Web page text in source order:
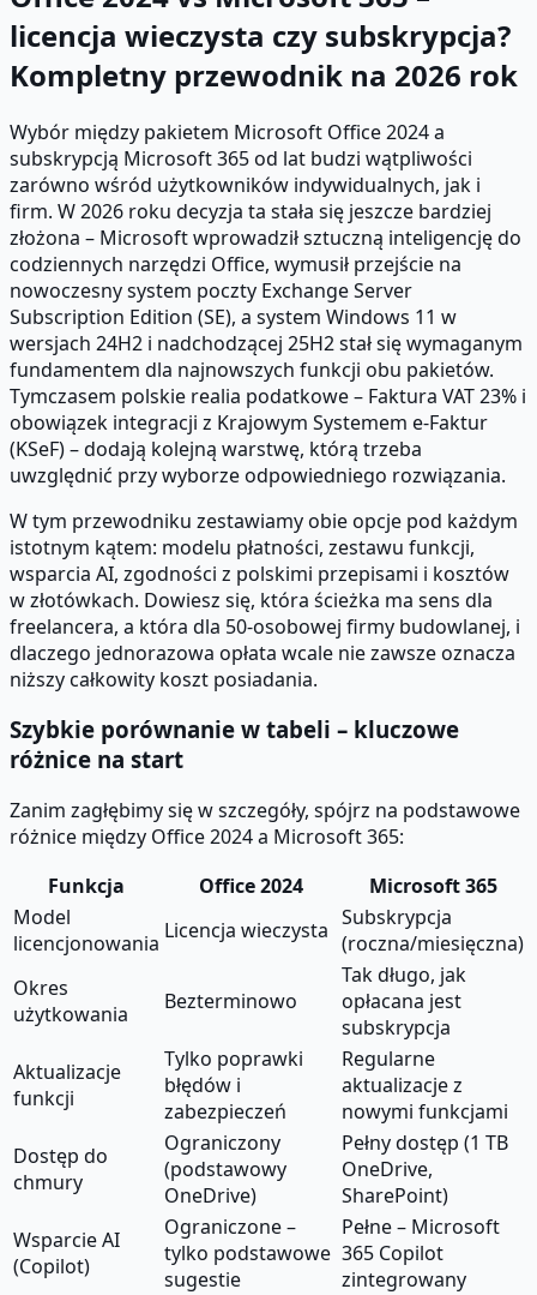
licencja wieczysta czy subskrypcja?
Kompletny przewodnik na 2026 rok
Wybór między pakietem Microsoft Office 2024 a
subskrypcją Microsoft 365 od lat budzi wątpliwości
zarówno wśród użytkowników indywidualnych, jak i
firm. W 2026 roku decyzja ta stała się jeszcze bardziej
złożona – Microsoft wprowadził sztuczną inteligencję do
codziennych narzędzi Office, wymusił przejście na
nowoczesny system poczty Exchange Server
Subscription Edition (SE), a system Windows 11 w
wersjach 24H2 i nadchodzącej 25H2 stał się wymaganym
fundamentem dla najnowszych funkcji obu pakietów.
Tymczasem polskie realia podatkowe – Faktura VAT 23% i
obowiązek integracji z Krajowym Systemem e-Faktur
(KSeF) – dodają kolejną warstwę, którą trzeba
uwzględnić przy wyborze odpowiedniego rozwiązania.
W tym przewodniku zestawiamy obie opcje pod każdym
istotnym kątem: modelu płatności, zestawu funkcji,
wsparcia AI, zgodności z polskimi przepisami i kosztów
w złotówkach. Dowiesz się, która ścieżka ma sens dla
freelancera, a która dla 50-osobowej firmy budowlanej, i
dlaczego jednorazowa opłata wcale nie zawsze oznacza
niższy całkowity koszt posiadania.
Szybkie porównanie w tabeli – kluczowe
różnice na start
Zanim zagłębimy się w szczegóły, spójrz na podstawowe
różnice między Office 2024 a Microsoft 365:
Funkcja
Office 2024
Microsoft 365
Model
licencjonowania Licencja wieczysta Subskrypcja
(roczna/miesięczna)
Okres
użytkowania
Bezterminowo
Tak długo, jak
opłacana jest
subskrypcja
Aktualizacje
funkcji
Tylko poprawki
błędów i
zabezpieczeń
Regularne
aktualizacje z
nowymi funkcjami
Dostęp do
chmury
Ograniczony
(podstawowy
OneDrive)
Pełny dostęp (1 TB
OneDrive,
SharePoint)
Wsparcie AI
(Copilot)
Ograniczone –
tylko podstawowe
sugestie
Pełne – Microsoft
365 Copilot
zintegrowany